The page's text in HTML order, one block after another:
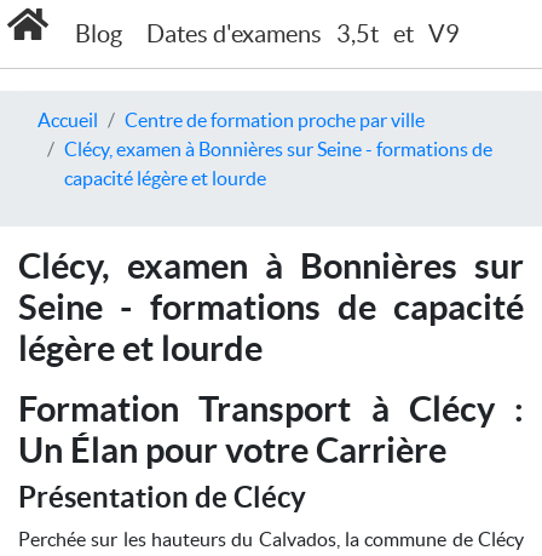
Blog Dates d'examens 3,5t et V9
Accueil
Centre de formation proche par ville
Clécy, examen à Bonnières sur Seine - formations de
capacité légère et lourde
Clécy, examen à Bonnières sur
Seine - formations de capacité
légère et lourde
Formation Transport à Clécy :
Un Élan pour votre Carrière
Présentation de Clécy
Perchée sur les hauteurs du Calvados, la commune de Clécy